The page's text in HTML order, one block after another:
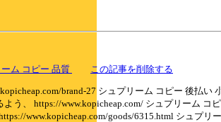
ム コピー 品質 この記事を削除する
brand-27 シュプリーム コピー 後払い
う、 https://www.kopicheap.com/ シュプリーム コピ
www.kopicheap.com/goods/6315.html シュプリ